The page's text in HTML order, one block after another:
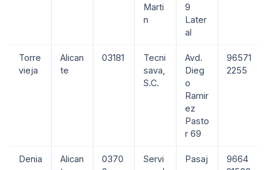
Marti
n
9
Later
al
Torre
vieja
Alican
te
03181
Tecni
sava,
S.C.
Avd.
Dieg
o
Ramir
ez
Pasto
r 69
96571
2255
Denia
Alican
0370
Servi
Pasaj
9664